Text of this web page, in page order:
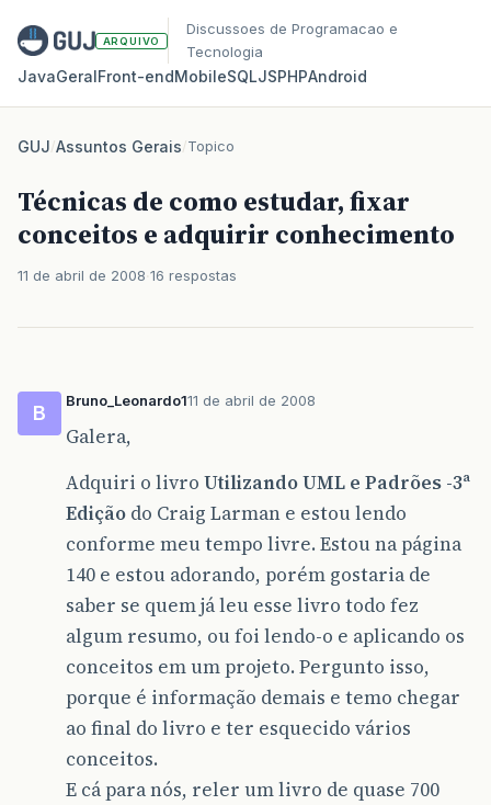
ARQUIVO
Discussoes de Programacao e
Tecnologia
JavaGeralFront‑endMobileSQLJSPHPAndroid
GUJ/Assuntos Gerais/Topico
Técnicas de como estudar, fixar
conceitos e adquirir conhecimento
11 de abril de 2008 16 respostas
B
Bruno_Leonardo111 de abril de 2008
Galera,
Adquiri o livro Utilizando UML e Padrões -3ª
Edição do Craig Larman e estou lendo
conforme meu tempo livre. Estou na página
140 e estou adorando, porém gostaria de
saber se quem já leu esse livro todo fez
algum resumo, ou foi lendo-o e aplicando os
conceitos em um projeto. Pergunto isso,
porque é informação demais e temo chegar
ao final do livro e ter esquecido vários
conceitos.
E cá para nós, reler um livro de quase 700